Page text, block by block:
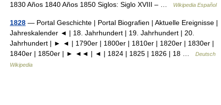
1830 Años 1840 Años 1850 Siglos: Siglo XVIII – …
Wikipedia Español
1828 — Portal Geschichte | Portal Biografien | Aktuelle Ereignisse |
Jahreskalender ◄ | 18. Jahrhundert | 19. Jahrhundert | 20.
Jahrhundert | ► ◄ | 1790er | 1800er | 1810er | 1820er | 1830er |
1840er | 1850er | ► ◄◄ | ◄ | 1824 | 1825 | 1826 | 18 …
Deutsch
Wikipedia